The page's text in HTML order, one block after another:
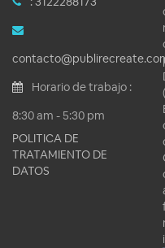
Horario de trabajo :
8:30 am - 5:30 pm
POLITICA DE
TRATAMIENTO DE
DATOS